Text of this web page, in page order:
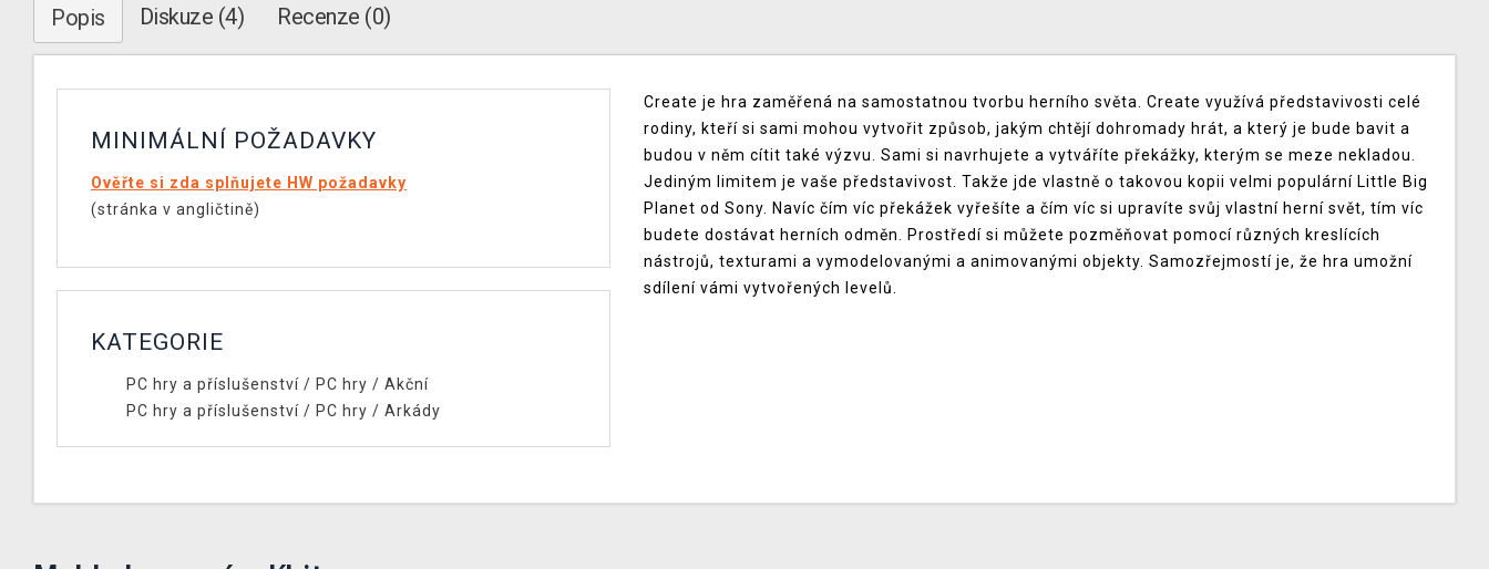
Popis Diskuze (4) Recenze (0)
MINIMÁLNÍ POŽADAVKY
Ověřte si zda splňujete HW požadavky
(stránka v angličtině)
KATEGORIE
PC hry a příslušenství/ PC hry / Akční
PC hry a příslušenství/ PC hry / Arkády
Create je hra zaměřená na samostatnou tvorbu herního světa. Create využívá představivosti celé
rodiny, kteří si sami mohou vytvořit způsob, jakým chtějí dohromady hrát, a který je bude bavit a
budou v něm cítit také výzvu. Sami si navrhujete a vytváříte překážky, kterým se meze nekladou.
Jediným limitem je vaše představivost. Takže jde vlastně o takovou kopii velmi populární Little Big
Planet od Sony. Navíc čím víc překážek vyřešíte a čím víc si upravíte svůj vlastní herní svět, tím víc
budete dostávat herních odměn. Prostředí si můžete pozměňovat pomocí různých kreslících
nástrojů, texturami a vymodelovanými a animovanými objekty. Samozřejmostí je, že hra umožní
sdílení vámi vytvořených levelů.